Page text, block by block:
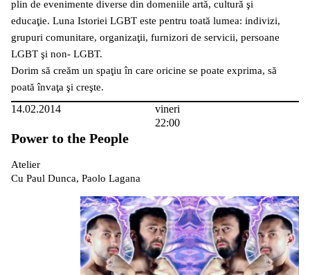
plin de evenimente diverse din domeniile artă, cultură şi
educaţie. Luna Istoriei LGBT este pentru toată lumea: indivizi,
grupuri comunitare, organizaţii, furnizori de servicii, persoane
LGBT şi non- LGBT.
Dorim să creăm un spaţiu în care oricine se poate exprima, să
poată învaţa şi creşte.
14.02.2014
vineri
22:00
Power to the People
Atelier
Cu Paul Dunca, Paolo Lagana